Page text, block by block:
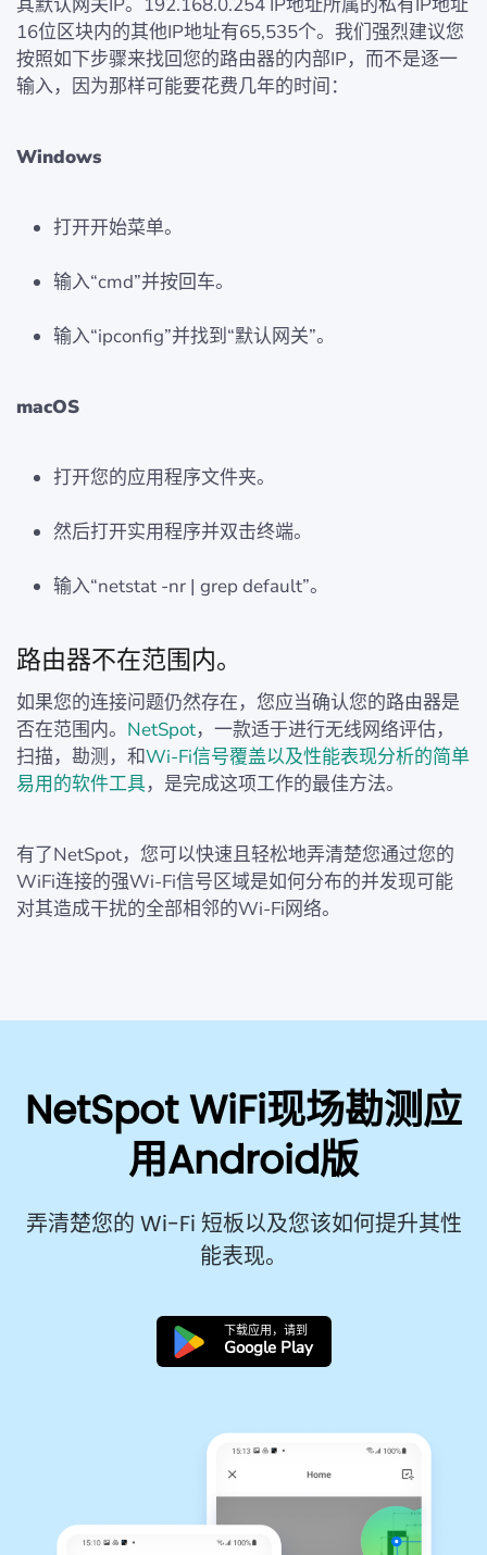
16位区块内的其他IP地址有65,535个。我们强烈建议您
按照如下步骤来找回您的路由器的内部IP，而不是逐一
输入，因为那样可能要花费几年的时间：
Windows
打开开始菜单。
输入“cmd”并按回车。
输入“ipconfig”并找到“默认网关”。
macOS
打开您的应用程序文件夹。
然后打开实用程序并双击终端。
输入“netstat -nr | grep default”。
路由器不在范围内。
如果您的连接问题仍然存在，您应当确认您的路由器是
否在范围内。 NetSpot，一款适于进行无线网络评估，
扫描，勘测，和Wi-Fi信号覆盖以及性能表现分析的简单
易用的软件工具，是完成这项工作的最佳方法。
有了NetSpot，您可以快速且轻松地弄清楚您通过您的
WiFi连接的强Wi-Fi信号区域是如何分布的并发现可能
对其造成干扰的全部相邻的Wi-Fi网络。
NetSpot WiFi现场勘测应
用Android版
弄清楚您的 Wi-Fi 短板以及您该如何提升其性
能表现。
下载应用，请到
Google Play